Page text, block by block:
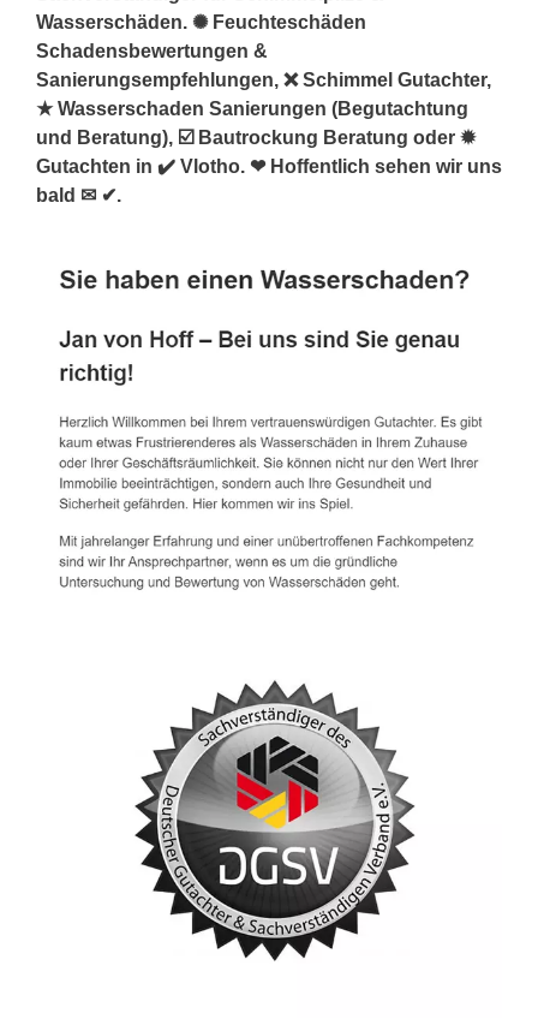
Wasserschäden. ✺ Feuchteschäden
Schadensbewertungen &
Sanierungsempfehlungen, ❌ Schimmel Gutachter,
★ Wasserschaden Sanierungen (Begutachtung
und Beratung), ☑️ Bautrockung Beratung oder ✹
Gutachten in ✔️ Vlotho. ❤ Hoffentlich sehen wir uns
bald ✉ ✔.